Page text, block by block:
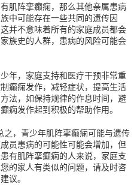
阵挛癫痫，那么其他亲属患病
中可能存在一些共同的遗传因
并不意味着所有的家庭成员都会
族史的人群，患病的风险可能会
，家庭支持和医疗干预非常重
癫痫发作，减轻症状，提高生活
法，如保持规律的作息时间，避
痫发作起到积极的帮助作用。
之，青少年肌阵挛癫痫可能与遗传
员患病的可能性可能会增加，但
有肌阵挛癫痫的人来说，家庭支
的家人有类似的问题，请及时咨
议。